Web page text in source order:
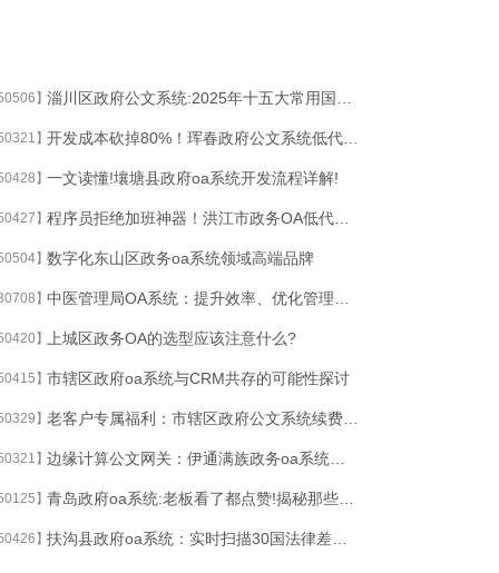
】
】 开发成本砍掉80%！珲春政府公文系统低代码让百万项目变白菜价
】一文读懂!壤塘县政府oa系统开发流程详解!
】 程序员拒绝加班神器！洪江市政务OA低代码平台竟成摸鱼搭档
】数字化东山区政务oa系统领域高端品牌
】
】 上城区政务OA的选型应该注意什么?
】市辖区政府oa系统与CRM共存的可能性探讨
】 老客户专属福利：市辖区政府公文系统续费即赠智能客服机器人年卡
】 边缘计算公文网关：伊通满族政务oa系统分布式节点保障偏远地区离线文件秒级同步
】 青岛政府oa系统:老板看了都点赞!揭秘那些不为人知的免费OA协同神器
】 扶沟县政府oa系统：实时扫描30国法律差异，风险预警提前90天